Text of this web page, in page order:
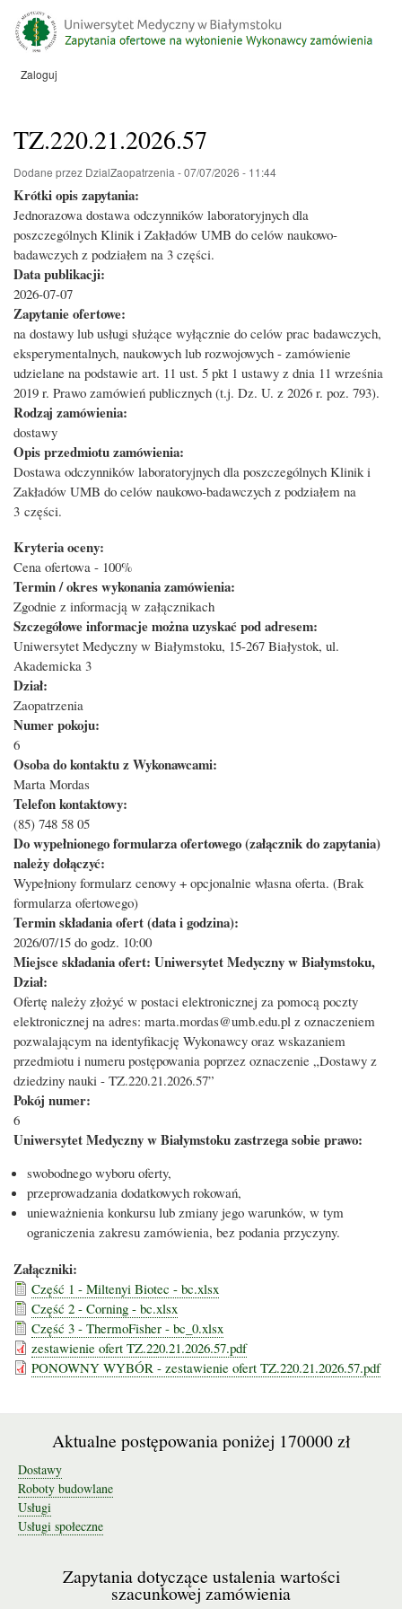
do
treści
Menu
Zaloguj
TZ.220.21.2026.57
Dodane przez DzialZaopatrzenia -07/07/2026 - 11:44
Krótki opis zapytania:
Jednorazowa dostawa odczynników laboratoryjnych dla
poszczególnych Klinik i Zakładów UMB do celów naukowo-
badawczych z podziałem na 3 części.
Data publikacji:
2026-07-07
Zapytanie ofertowe:
na dostawy lub usługi służące wyłącznie do celów prac badawczych,
eksperymentalnych, naukowych lub rozwojowych - zamówienie
udzielane na podstawie art. 11 ust. 5 pkt 1 ustawy z dnia 11 września
2019 r. Prawo zamówień publicznych (t.j. Dz. U. z 2026 r. poz. 793).
Rodzaj zamówienia:
dostawy
Opis przedmiotu zamówienia:
Dostawa odczynników laboratoryjnych dla poszczególnych Klinik i
Zakładów UMB do celów naukowo-badawczych z podziałem na
3 części.
Kryteria oceny:
Cena ofertowa - 100%
Termin / okres wykonania zamówienia:
Zgodnie z informacją w załącznikach
Szczegółowe informacje można uzyskać pod adresem:
Uniwersytet Medyczny w Białymstoku, 15-267 Białystok, ul.
Akademicka 3
Dział:
Zaopatrzenia
Numer pokoju:
6
Osoba do kontaktu z Wykonawcami:
Marta Mordas
Telefon kontaktowy:
(85) 748 58 05
Do wypełnionego formularza ofertowego (załącznik do zapytania)
należy dołączyć:
Wypełniony formularz cenowy + opcjonalnie własna oferta. (Brak
formularza ofertowego)
Termin składania ofert (data i godzina):
2026/07/15 do godz. 10:00
Miejsce składania ofert: Uniwersytet Medyczny w Białymstoku,
Dział:
Ofertę należy złożyć w postaci elektronicznej za pomocą poczty
elektronicznej na adres: marta.mordas@umb.edu.pl z oznaczeniem
pozwalającym na identyfikację Wykonawcy oraz wskazaniem
przedmiotu i numeru postępowania poprzez oznaczenie „Dostawy z
dziedziny nauki - TZ.220.21.2026.57”
Pokój numer:
6
Uniwersytet Medyczny w Białymstoku zastrzega sobie prawo:
swobodnego wyboru oferty,
przeprowadzania dodatkowych rokowań,
unieważnienia konkursu lub zmiany jego warunków, w tym
ograniczenia zakresu zamówienia, bez podania przyczyny.
Załączniki:
Część 1 - Miltenyi Biotec - bc.xlsx
Część 2 - Corning - bc.xlsx
Część 3 - ThermoFisher - bc_0.xlsx
zestawienie ofert TZ.220.21.2026.57.pdf
PONOWNY WYBÓR - zestawienie ofert TZ.220.21.2026.57.pdf
Aktualne postępowania poniżej 170000 zł
Dostawy
Roboty budowlane
Usługi
Usługi społeczne
Zapytania dotyczące ustalenia wartości
szacunkowej zamówienia